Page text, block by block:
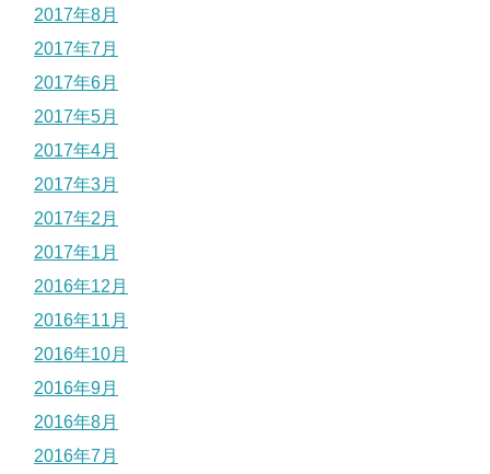
2017年8月
2017年7月
2017年6月
2017年5月
2017年4月
2017年3月
2017年2月
2017年1月
2016年12月
2016年11月
2016年10月
2016年9月
2016年8月
2016年7月